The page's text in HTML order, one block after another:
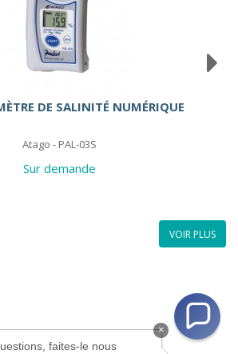
DE SALINITÉ NUMÉRIQUE
Atago - PAL-03S
Sur demande
VOIR PLUS
×
faites-le nous